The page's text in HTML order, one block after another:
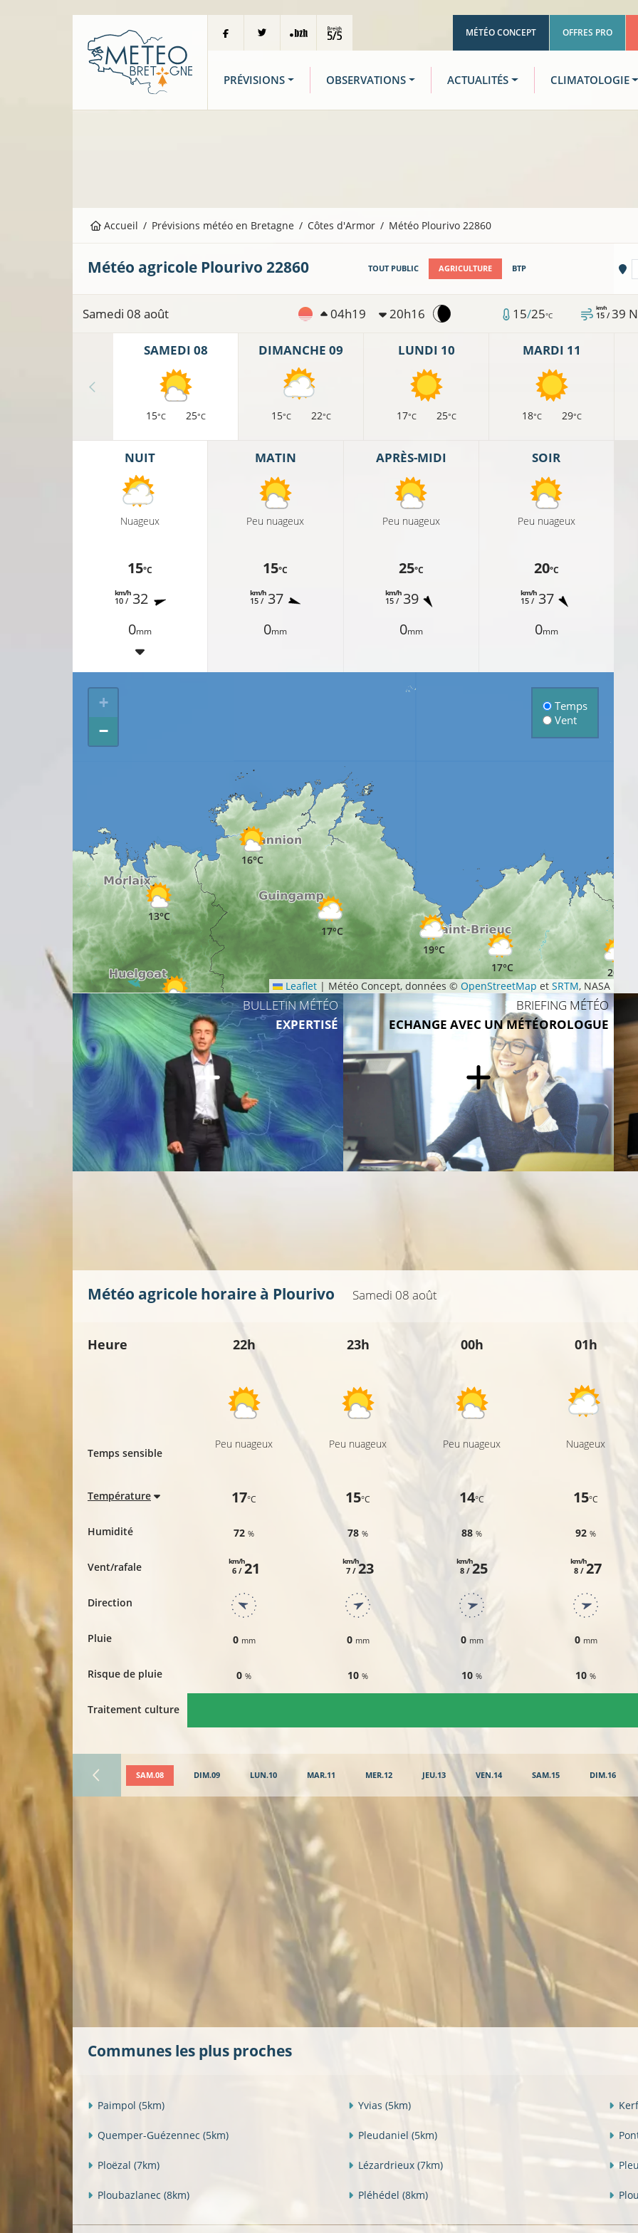
MÉTÉO CONCEPT OFFRES PRO
PRÉVISIONS OBSERVATIONS ACTUALITÉS CLIMATOLOGIE
Accueil Prévisions météo en Bretagne Côtes d'Armor Météo Plourivo 22860
Météo agricole Plourivo 22860 TOUT PUBLIC AGRICULTURE BTP
Samedi 08 août 04h19 20h16 15/25°C 15 /
km/h 39
SAMEDI 08
15°C 25°C
DIMANCHE 09
15°C 22°C
LUNDI 10
17°C 25°C
MARDI 11
18°C 29°C
NUIT
Nuageux
15°C
10 /
km/h 32
0mm
MATIN
Peu nuageux
15°C
15 /
km/h 37
0mm
APRÈS-MIDI
Peu nuageux
25°C
15 /
km/h 39
0mm
SOIR
Peu nuageux
20°C
15 /
km/h 37
0mm
16°C
14°C
13°C
16°C
13°C
15°C
20°C
17°C
17°C
16°C
19°C
+
−
Temps
Vent
Leaflet | Météo Concept, données © OpenStreetMap et SRTM, NASA
BULLETIN MÉTÉO
EXPERTISÉ
BRIEFING MÉTÉO
ECHANGE AVEC UN MÉTÉOROLOGUE
Météo agricole horaire à Plourivo Samedi 08 août
Heure
Temps sensible
Température
Humidité
Vent/rafale
Direction
Pluie
Risque de pluie
Traitement culture
22h
Peu nuageux
17°C
72%
6 /
km/h21
0 mm
0%
23h
Peu nuageux
15°C
78%
7 /
km/h23
0 mm
10%
00h
Peu nuageux
14°C
88%
8 /
km/h25
0 mm
10%
01h
Nuageux
15°C
92%
8 /
km/h27
0 mm
10%
SAM.08 DIM.09 LUN.10 MAR.11 MER.12 JEU.13 VEN.14 SAM.15 DIM.16
Communes les plus proches
Paimpol (5km) Yvias (5km)
Quemper-Guézennec (5km) Pleudaniel (5km)
Ploëzal (7km) Lézardrieux (7km)
Ploubazlanec (8km) Pléhédel (8km)